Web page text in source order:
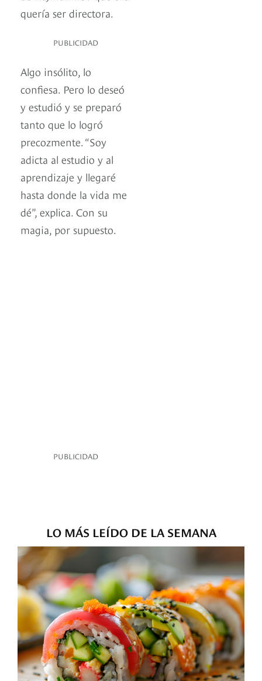
quería ser directora.
PUBLICIDAD
Algo insólito, lo
confiesa. Pero lo deseó
y estudió y se preparó
tanto que lo logró
precozmente. “Soy
adicta al estudio y al
aprendizaje y llegaré
hasta donde la vida me
dé”, explica. Con su
magia, por supuesto.
PUBLICIDAD
LO MÁS LEÍDO DE LA SEMANA